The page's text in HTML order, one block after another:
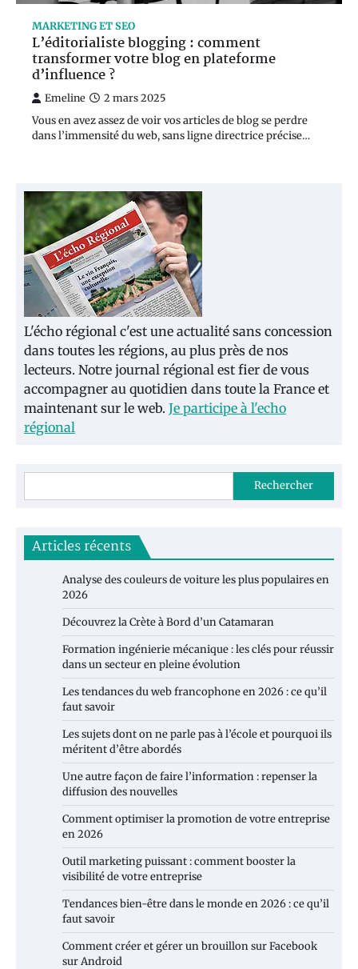
MARKETING ET SEO
L’éditorialiste blogging : comment
transformer votre blog en plateforme
d’influence ?
Emeline 2 mars 2025
Vous en avez assez de voir vos articles de blog se perdre
dans l’immensité du web, sans ligne directrice précise…
L'écho régional c'est une actualité sans concession
dans toutes les régions, au plus près de nos
lecteurs. Notre journal régional est fier de vous
accompagner au quotidien dans toute la France et
maintenant sur le web. Je participe à l'echo
régional
Rechercher
Articles récents
Analyse des couleurs de voiture les plus populaires en
2026
Découvrez la Crète à Bord d’un Catamaran
Formation ingénierie mécanique : les clés pour réussir
dans un secteur en pleine évolution
Les tendances du web francophone en 2026 : ce qu’il
faut savoir
Les sujets dont on ne parle pas à l’école et pourquoi ils
méritent d’être abordés
Une autre façon de faire l’information : repenser la
diffusion des nouvelles
Comment optimiser la promotion de votre entreprise
en 2026
Outil marketing puissant : comment booster la
visibilité de votre entreprise
Tendances bien-être dans le monde en 2026 : ce qu’il
faut savoir
Comment créer et gérer un brouillon sur Facebook
sur Android